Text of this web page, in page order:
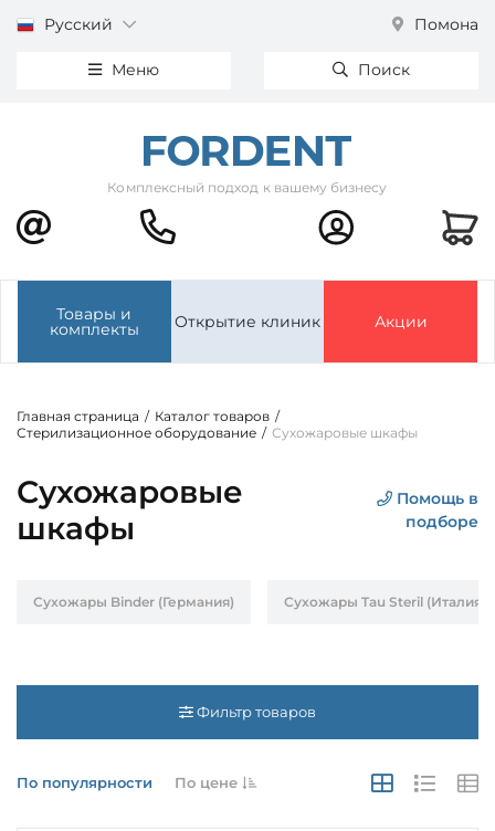
Русский Помона
Меню Поиск
Комплексный подход к вашему бизнесу
Товары и
комплекты Открытие клиник Акции
Главная страница / Каталог товаров /
Стерилизационное оборудование / Сухожаровые шкафы
Сухожаровые
шкафы
Помощь в
подборе
Сухожары Binder (Германия) Сухожары Tau Steril (Италия)
Фильтр товаров
По популярности По цене